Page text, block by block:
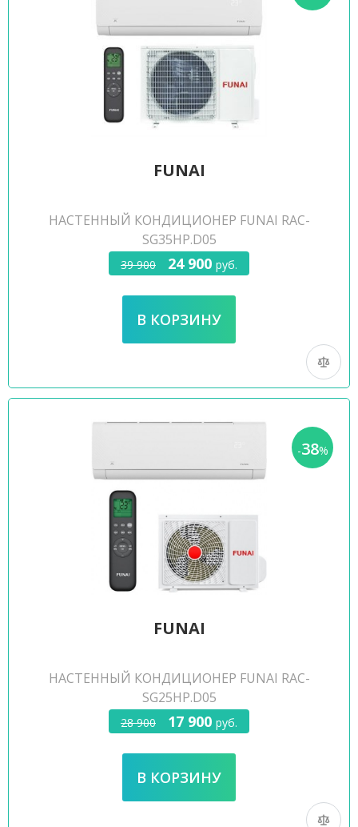
FUNAI
НАСТЕННЫЙ КОНДИЦИОНЕР FUNAI RAC-
SG35HP.D05
39 900 24 900 руб.
-38%
FUNAI
НАСТЕННЫЙ КОНДИЦИОНЕР FUNAI RAC-
SG25HP.D05
28 900 17 900 руб.